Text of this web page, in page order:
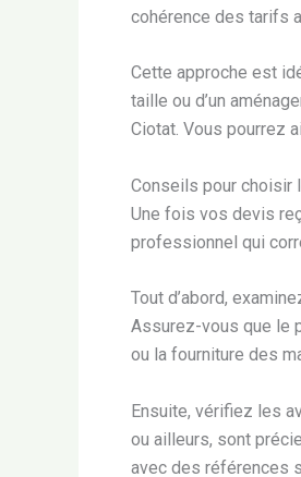
cohérence des tarifs
Cette approche est
taille ou d’un
Ciotat. Vous pourrez
Conseils pour choisir
Une fois vos devis
professionnel qui
Tout d’abord,
Assurez-vous que le
ou la fourniture des
Ensuite, vérifiez les
ou ailleurs, sont
avec des références